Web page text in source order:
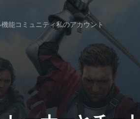
機能コミュニティ私のアカウント